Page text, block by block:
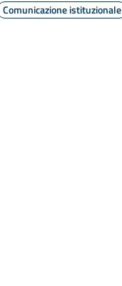
Comunicazione istituzionale